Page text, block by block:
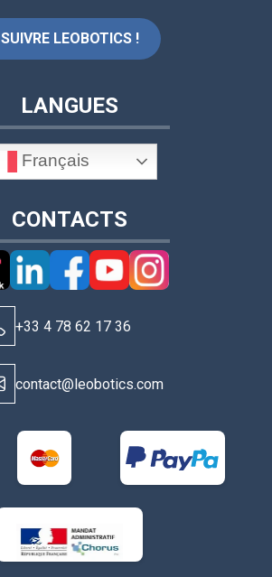
SUIVRE LEOBOTICS !
LANGUES
Français
CONTACTS
+33 4 78 62 17 36
contact@leobotics.com